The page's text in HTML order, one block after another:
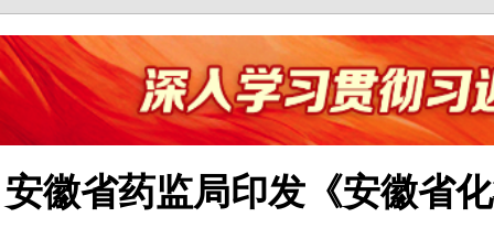
安徽省药监局印发《安徽省